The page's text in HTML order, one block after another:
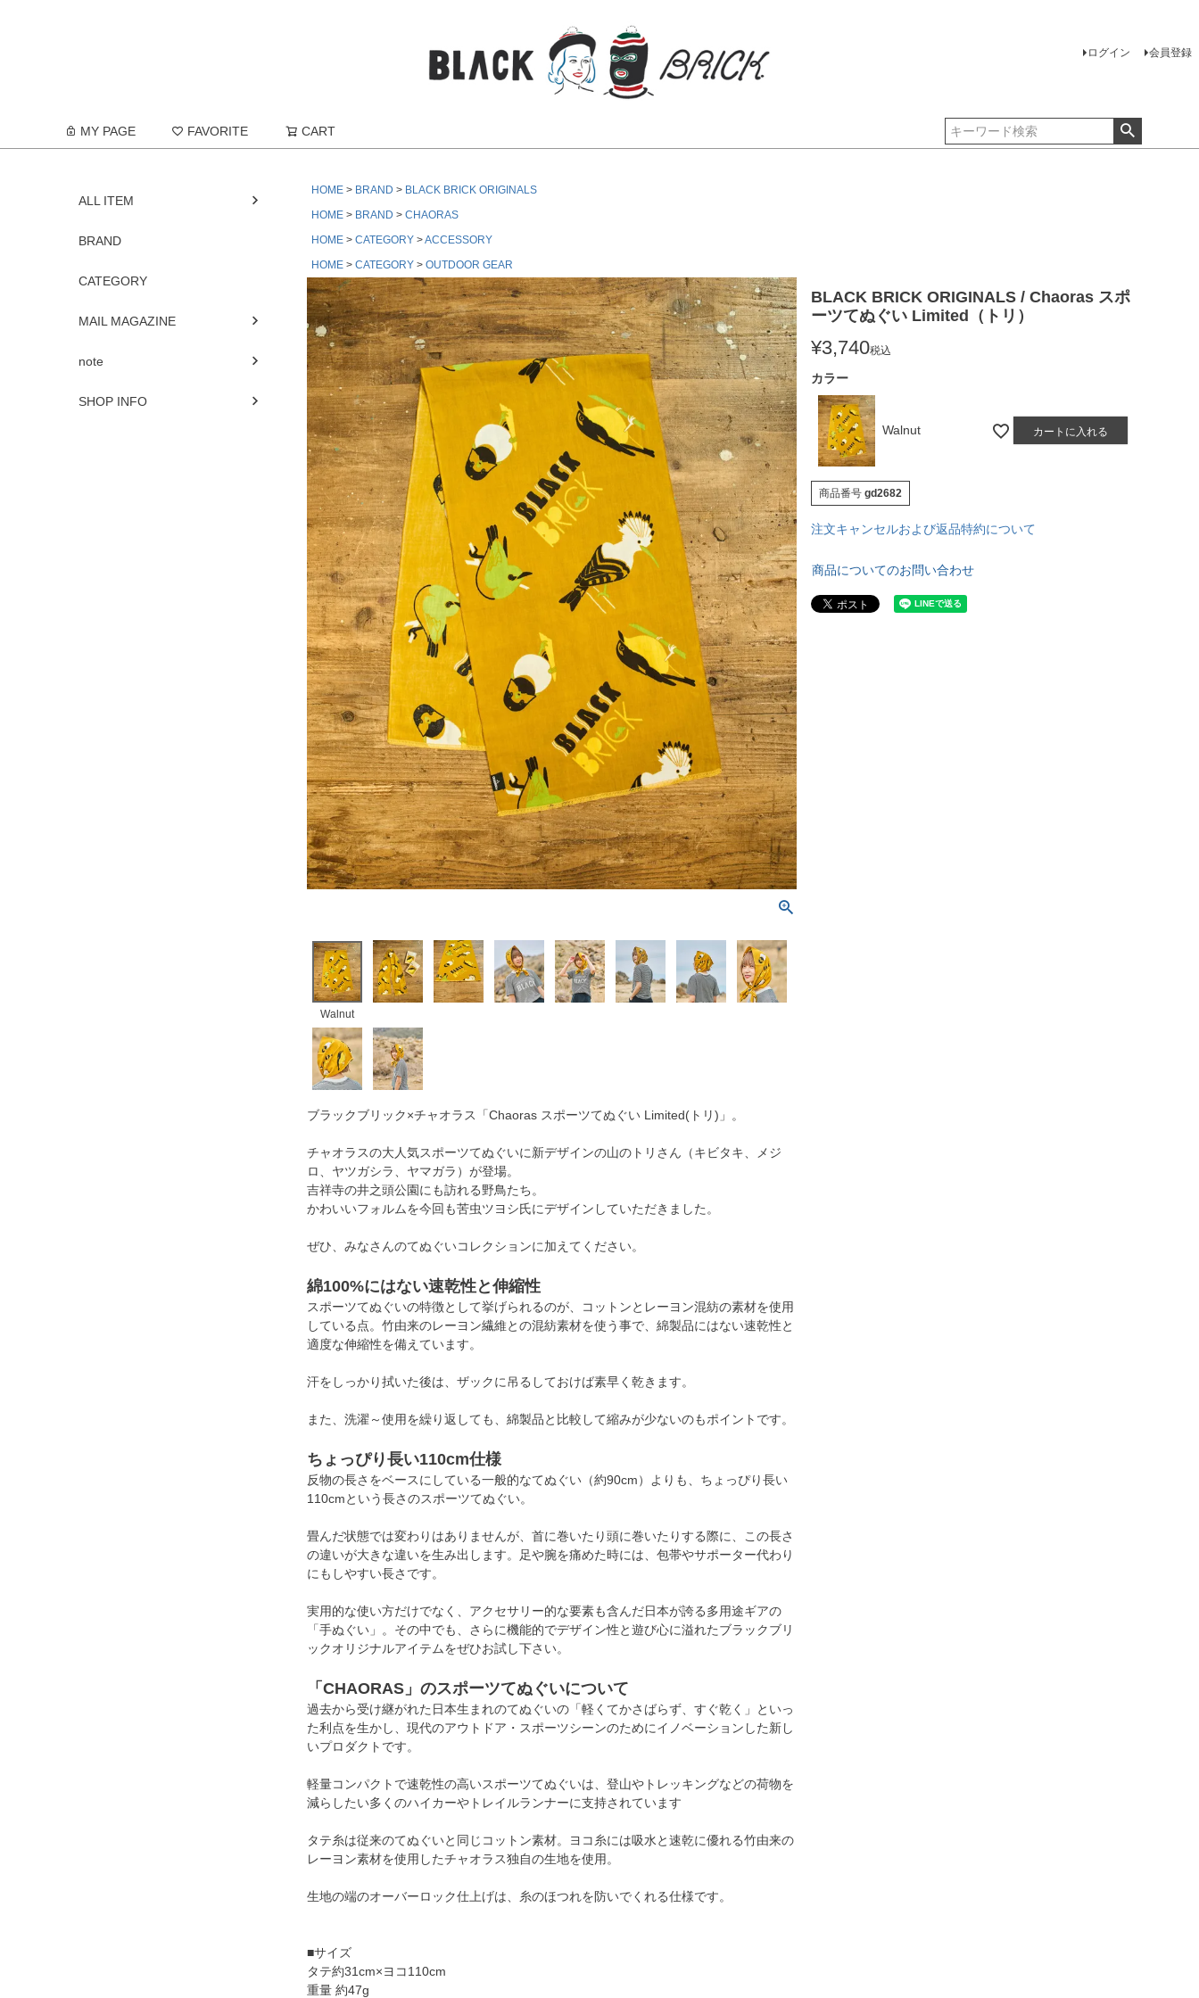
ログイン 会員登録
MY PAGE FAVORITE CART
ALL ITEM
BRAND
CATEGORY
MAIL MAGAZINE
note
SHOP INFO
HOME BRAND
BLACK BRICK ORIGINALS
HOME
BRAND
CHAORAS
HOME
CATEGORY
ACCESSORY
HOME
CATEGORY OUTDOOR GEAR
Walnut
ブラックブリック×チャオラス「Chaoras スポーツてぬぐい Limited(トリ)」。
チャオラスの大人気スポーツてぬぐいに新デザインの山のトリさん（キビタキ、メジ
ロ、ヤツガシラ、ヤマガラ）が登場。
吉祥寺の井之頭公園にも訪れる野鳥たち。
かわいいフォルムを今回も苦虫ツヨシ氏にデザインしていただきました。
ぜひ、みなさんのてぬぐいコレクションに加えてください。
綿100%にはない速乾性と伸縮性
スポーツてぬぐいの特徴として挙げられるのが、コットンとレーヨン混紡の素材を使用
している点。竹由来のレーヨン繊維との混紡素材を使う事で、綿製品にはない速乾性と
適度な伸縮性を備えています。
汗をしっかり拭いた後は、ザックに吊るしておけば素早く乾きます。
また、洗濯～使用を繰り返しても、綿製品と比較して縮みが少ないのもポイントです。
ちょっぴり長い110cm仕様
反物の長さをベースにしている一般的なてぬぐい（約90cm）よりも、ちょっぴり長い
110cmという長さのスポーツてぬぐい。
畳んだ状態では変わりはありませんが、首に巻いたり頭に巻いたりする際に、この長さ
の違いが大きな違いを生み出します。足や腕を痛めた時には、包帯やサポーター代わり
にもしやすい長さです。
実用的な使い方だけでなく、アクセサリー的な要素も含んだ日本が誇る多用途ギアの
「手ぬぐい」。その中でも、さらに機能的でデザイン性と遊び心に溢れたブラックブリ
ックオリジナルアイテムをぜひお試し下さい。
「CHAORAS」のスポーツてぬぐいについて
過去から受け継がれた日本生まれのてぬぐいの「軽くてかさばらず、すぐ乾く」といっ
た利点を生かし、現代のアウトドア・スポーツシーンのためにイノベーションした新し
いプロダクトです。
軽量コンパクトで速乾性の高いスポーツてぬぐいは、登山やトレッキングなどの荷物を
減らしたい多くのハイカーやトレイルランナーに支持されています
タテ糸は従来のてぬぐいと同じコットン素材。ヨコ糸には吸水と速乾に優れる竹由来の
レーヨン素材を使用したチャオラス独自の生地を使用。
生地の端のオーバーロック仕上げは、糸のほつれを防いでくれる仕様です。
■サイズ
タテ約31cm×ヨコ110cm
重量 約47g
BLACK BRICK ORIGINALS / Chaoras スポ
ーツてぬぐい Limited（トリ）
¥3,740税込
カラー
Walnut カートに入れる
商品番号 gd2682
注文キャンセルおよび返品特約について
商品についてのお問い合わせ